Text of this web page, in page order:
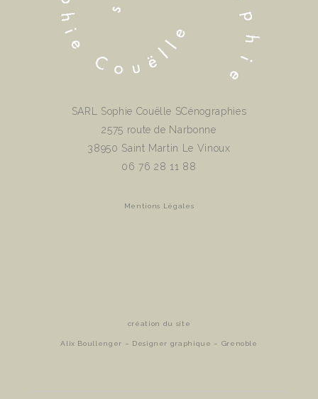
SARL Sophie Couëlle SCénographies
2575 route de Narbonne
38950 Saint Martin Le Vinoux
06 76 28 11 88
Mentions Légales
création du site
Alix Boullenger – Designer graphique – Grenoble